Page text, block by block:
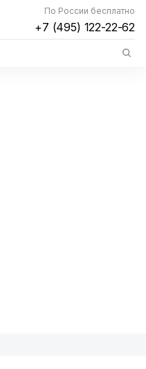
По России бесплатно
+7 (495) 122-22-62